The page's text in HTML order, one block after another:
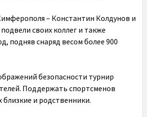
– Константин Колдунов и
своих коллег и также
подняв снаряд весом более 900
безопасности турнир
Поддержать спортсменов
и родственники.